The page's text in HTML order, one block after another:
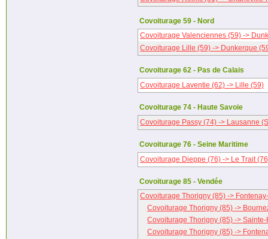
Covoiturage 59 - Nord
Covoiturage Valenciennes (59) ->
Covoiturage Lille (59) -> Dunkerque
Covoiturage 62 - Pas de Calais
Covoiturage Laventie (62) -> Lille (59)
Covoiturage 74 - Haute Savoie
Covoiturage Passy (74) -> Lausanne
Covoiturage 76 - Seine Maritime
Covoiturage Dieppe (76) -> Le Trait
Covoiturage 85 - Vendée
Covoiturage Thorigny (85) ->
Covoiturage Thorigny (85) ->
Covoiturage Thorigny (85) ->
Covoiturage Thorigny (85) ->